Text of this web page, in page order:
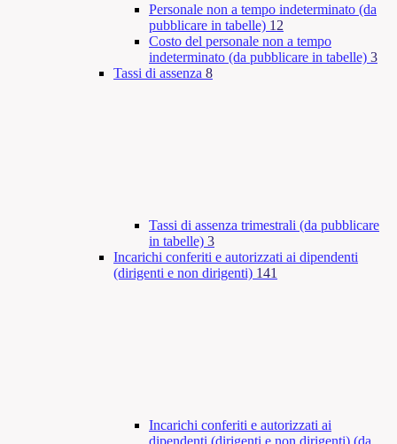
Personale non a tempo indeterminato (da
pubblicare in tabelle) 12
Costo del personale non a tempo
indeterminato (da pubblicare in tabelle) 3
Tassi di assenza 8
Tassi di assenza trimestrali (da pubblicare
in tabelle) 3
Incarichi conferiti e autorizzati ai dipendenti
(dirigenti e non dirigenti) 141
Incarichi conferiti e autorizzati ai
dipendenti (dirigenti e non dirigenti) (da